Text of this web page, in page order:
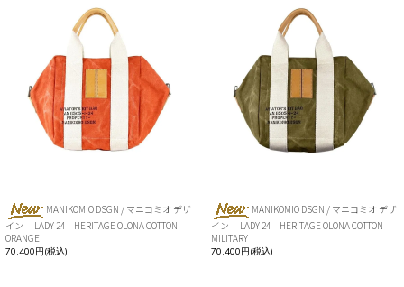
MANIKOMIO DSGN / マニコミオ デザ
イン LADY 24 HERITAGE OLONA COTTON
ORANGE
70,400円(税込)
MANIKOMIO DSGN / マニコミオ デザ
イン LADY 24 HERITAGE OLONA COTTON
MILITARY
70,400円(税込)